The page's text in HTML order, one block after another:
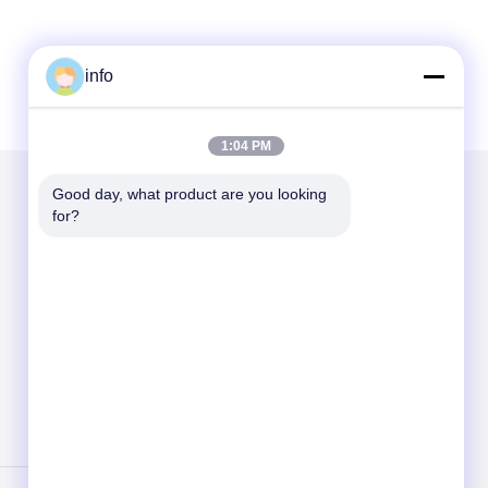
Mail nous
info
1:04 PM
Good day, what product are you looking
for?